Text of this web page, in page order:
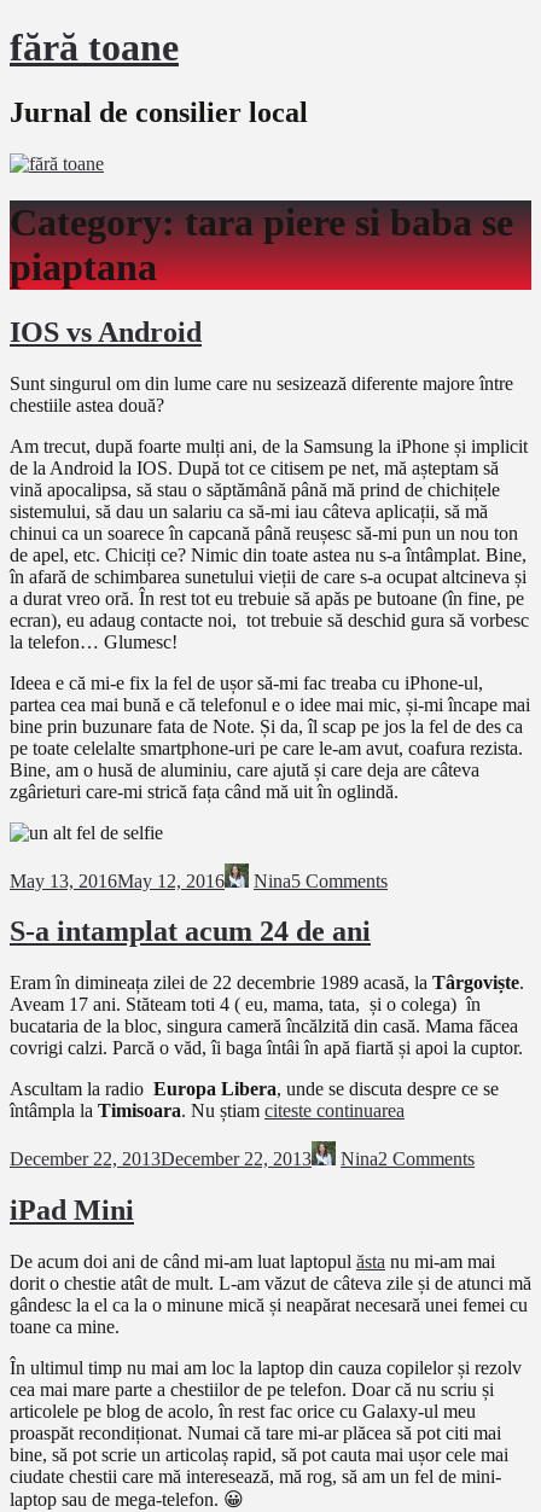
fără toane
Jurnal de consilier local
Category:tara piere si baba se
piaptana
IOS vs Android
Sunt singurul om din lume care nu sesizează diferente majore între
chestiile astea două?
Am trecut, după foarte mulți ani, de la Samsung la iPhone și implicit
de la Android la IOS. După tot ce citisem pe net, mă așteptam să
vină apocalipsa, să stau o săptămână până mă prind de chichițele
sistemului, să dau un salariu ca să-mi iau câteva aplicații, să mă
chinui ca un soarece în capcană până reușesc să-mi pun un nou ton
de apel, etc. Chiciți ce? Nimic din toate astea nu s-a întâmplat. Bine,
în afară de schimbarea sunetului vieții de care s-a ocupat altcineva și
a durat vreo oră. În rest tot eu trebuie să apăs pe butoane (în fine, pe
ecran), eu adaug contacte noi, tot trebuie să deschid gura să vorbesc
la telefon… Glumesc!
Ideea e că mi-e fix la fel de ușor să-mi fac treaba cu iPhone-ul,
partea cea mai bună e că telefonul e o idee mai mic, și-mi încape mai
bine prin buzunare fata de Note. Și da, îl scap pe jos la fel de des ca
pe toate celelalte smartphone-uri pe care le-am avut, coafura rezista.
Bine, am o husă de aluminiu, care ajută și care deja are câteva
zgârieturi care-mi strică fața când mă uit în oglindă.
May 13, 2016May 12, 2016 Nina5 Comments
S-a intamplat acum 24 de ani
Eram în dimineața zilei de 22 decembrie 1989 acasă, la Târgoviște.
Aveam 17 ani. Stăteam toti 4 ( eu, mama, tata, și o colega) în
bucataria de la bloc, singura cameră încălzită din casă. Mama făcea
covrigi calzi. Parcă o văd, îi baga întâi în apă fiartă și apoi la cuptor.
Ascultam la radio Europa Libera, unde se discuta despre ce se
întâmpla la Timisoara. Nu știam citeste continuarea
December 22, 2013December 22, 2013 Nina2 Comments
iPad Mini
De acum doi ani de când mi-am luat laptopul ăsta nu mi-am mai
dorit o chestie atât de mult. L-am văzut de câteva zile și de atunci mă
gândesc la el ca la o minune mică și neapărat necesară unei femei cu
toane ca mine.
În ultimul timp nu mai am loc la laptop din cauza copilelor și rezolv
cea mai mare parte a chestiilor de pe telefon. Doar că nu scriu și
articolele pe blog de acolo, în rest fac orice cu Galaxy-ul meu
proaspăt recondiționat. Numai că tare mi-ar plăcea să pot citi mai
bine, să pot scrie un articolaș rapid, să pot cauta mai ușor cele mai
ciudate chestii care mă interesează, mă rog, să am un fel de mini-
laptop sau de mega-telefon. 😀